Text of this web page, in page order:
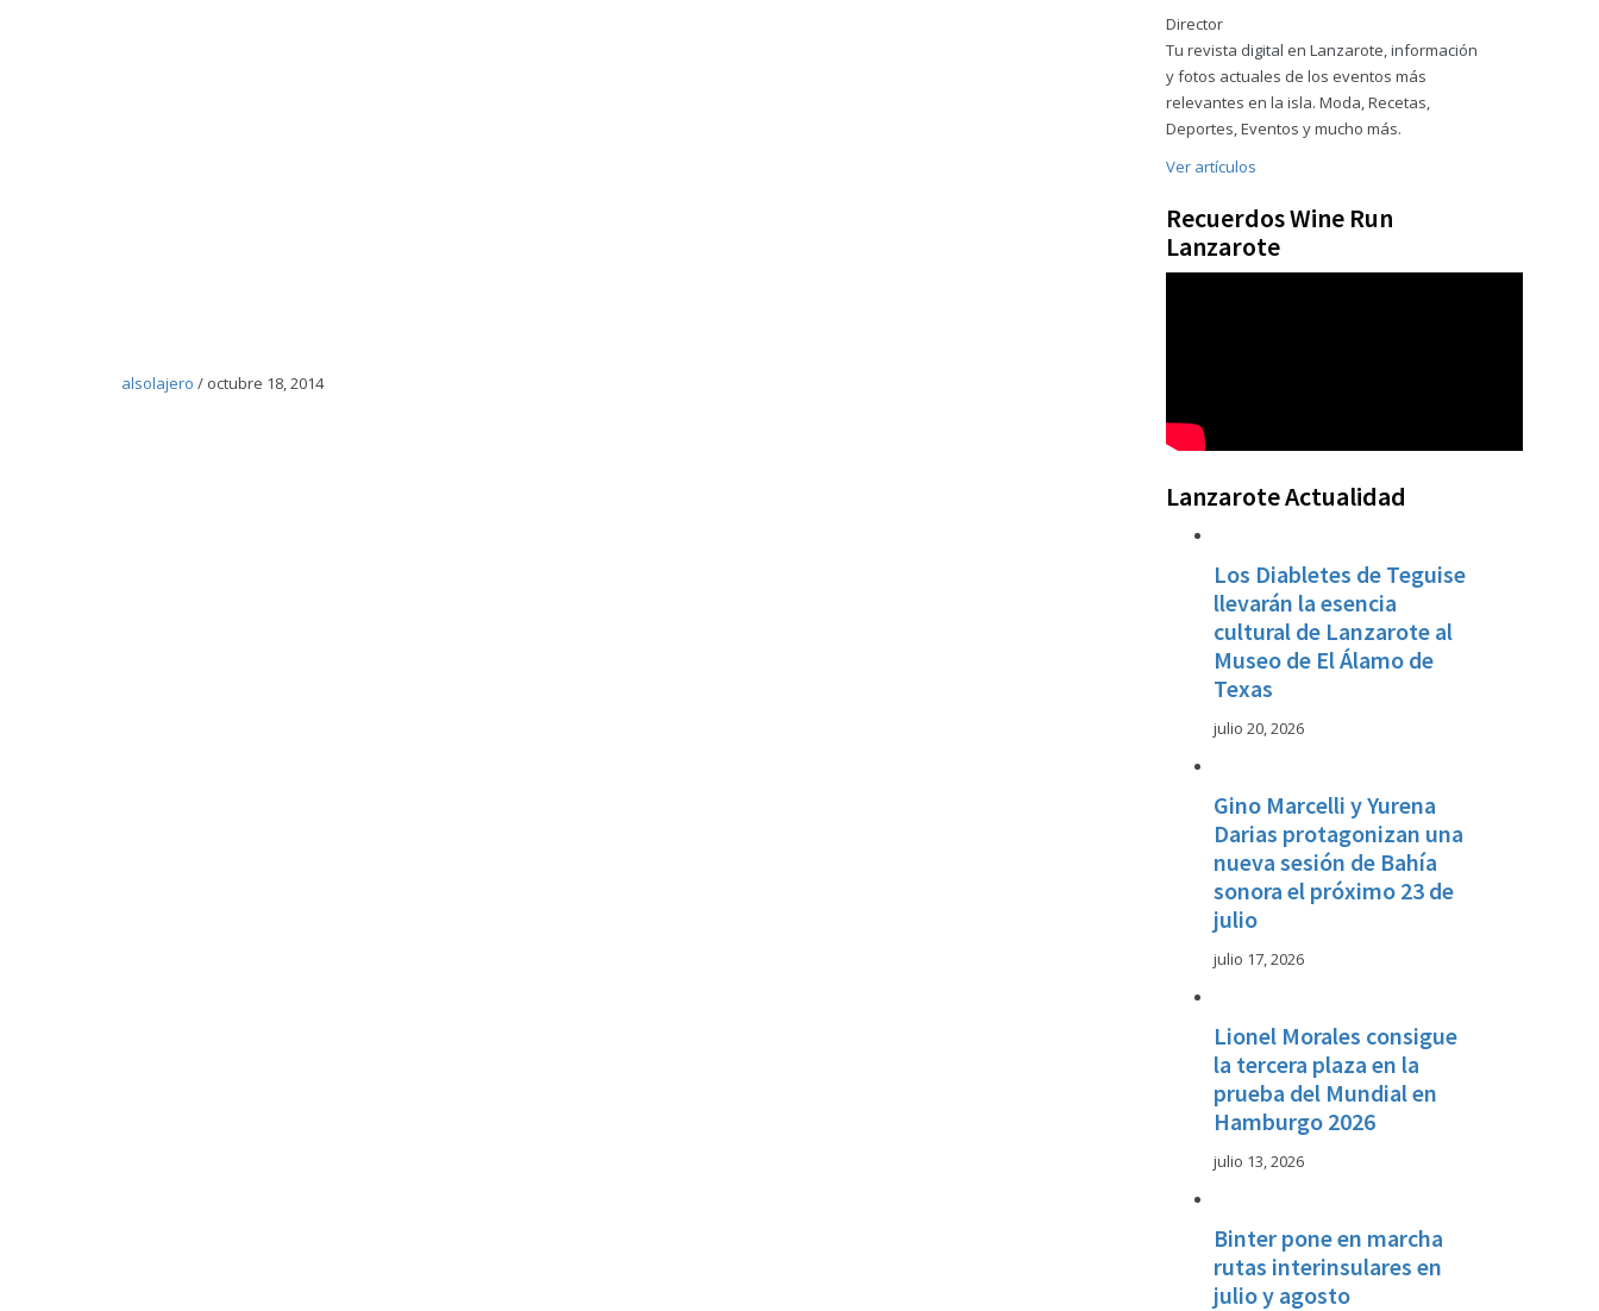
alsolajero / octubre 18, 2014
Director
Tu revista digital en Lanzarote, información
y fotos actuales de los eventos más
relevantes en la isla. Moda, Recetas,
Deportes, Eventos y mucho más.
Ver artículos
Recuerdos Wine Run
Lanzarote
Lanzarote Actualidad
Los Diabletes de Teguise
llevarán la esencia
cultural de Lanzarote al
Museo de El Álamo de
Texas
julio 20, 2026
Gino Marcelli y Yurena
Darias protagonizan una
nueva sesión de Bahía
sonora el próximo 23 de
julio
julio 17, 2026
Lionel Morales consigue
la tercera plaza en la
prueba del Mundial en
Hamburgo 2026
julio 13, 2026
Binter pone en marcha
rutas interinsulares en
julio y agosto